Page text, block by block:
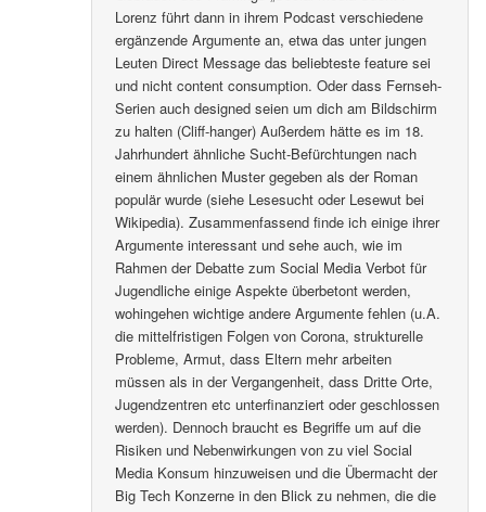
Lorenz führt dann in ihrem Podcast verschiedene
ergänzende Argumente an, etwa das unter jungen
Leuten Direct Message das beliebteste feature sei
und nicht content consumption. Oder dass Fernseh-
Serien auch designed seien um dich am Bildschirm
zu halten (Cliff-hanger) Außerdem hätte es im 18.
Jahrhundert ähnliche Sucht-Befürchtungen nach
einem ähnlichen Muster gegeben als der Roman
populär wurde (siehe Lesesucht oder Lesewut bei
Wikipedia). Zusammenfassend finde ich einige ihrer
Argumente interessant und sehe auch, wie im
Rahmen der Debatte zum Social Media Verbot für
Jugendliche einige Aspekte überbetont werden,
wohingehen wichtige andere Argumente fehlen (u.A.
die mittelfristigen Folgen von Corona, strukturelle
Probleme, Armut, dass Eltern mehr arbeiten
müssen als in der Vergangenheit, dass Dritte Orte,
Jugendzentren etc unterfinanziert oder geschlossen
werden). Dennoch braucht es Begriffe um auf die
Risiken und Nebenwirkungen von zu viel Social
Media Konsum hinzuweisen und die Übermacht der
Big Tech Konzerne in den Blick zu nehmen, die die